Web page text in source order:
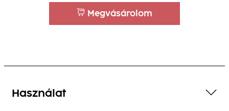
Megvásárolom
Használat